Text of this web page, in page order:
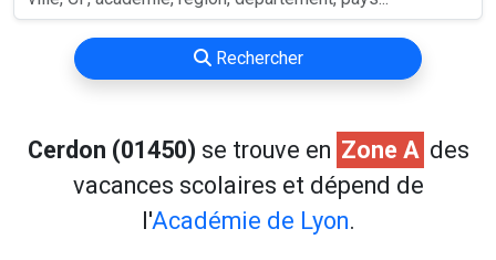
Rechercher
Cerdon (01450) se trouve en Zone A des
vacances scolaires et dépend de
l'Académie de Lyon.